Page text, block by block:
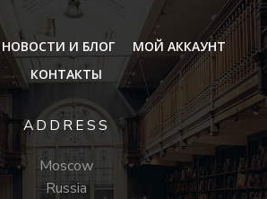
НОВОСТИ И БЛОГ
МОЙ АККАУНТ
КОНТАКТЫ
ADDRESS
Moscow
Russia